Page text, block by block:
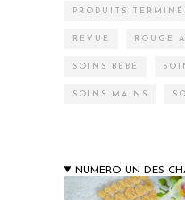
PRODUITS
REVUE ROUGE
SOINS BÉBÉ
SOINS MAINS
NUMERO UN DES